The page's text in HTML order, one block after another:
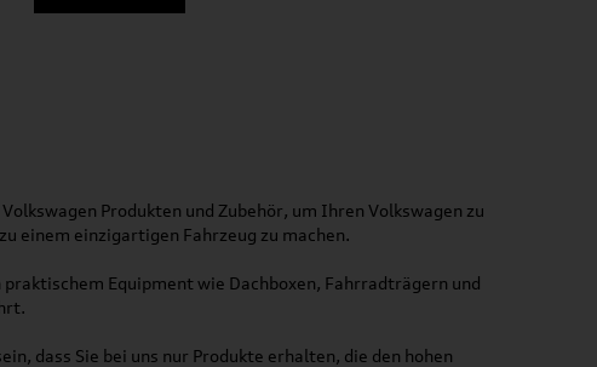
Produkten und Zubehör, um Ihren Volkswagen zu
einem einzigartigen Fahrzeug zu machen.
Equipment wie Dachboxen, Fahrradträgern und
dass Sie bei uns nur Produkte erhalten, die den hohen